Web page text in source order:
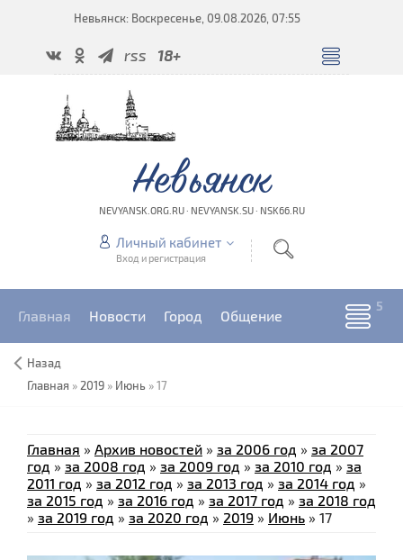
Невьянск: Воскресенье, 09.08.2026, 07:55
rss 18+
Невьянск
NEVYANSK.ORG.RU · NEVYANSK.SU · NSK66.RU
Личный кабинет
Вход и регистрация
Главная Новости Город Общение
Назад
Главная » 2019 » Июнь »17
Главная » Архив новостей » за 2006 год » за 2007
год » за 2008 год » за 2009 год » за 2010 год » за
2011 год » за 2012 год » за 2013 год » за 2014 год »
за 2015 год » за 2016 год » за 2017 год » за 2018 год
» за 2019 год » за 2020 год » 2019 » Июнь » 17